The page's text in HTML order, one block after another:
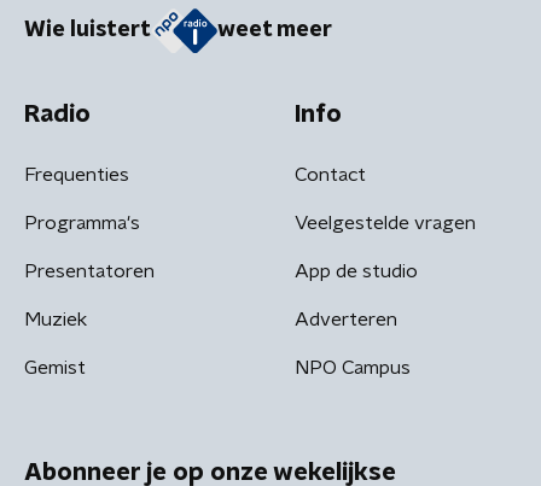
Wie luistert weet meer
Radio
Frequenties
Programma's
Presentatoren
Muziek
Gemist
Info
Contact
Veelgestelde vragen
App de studio
Adverteren
NPO Campus
Abonneer je op onze wekelijkse